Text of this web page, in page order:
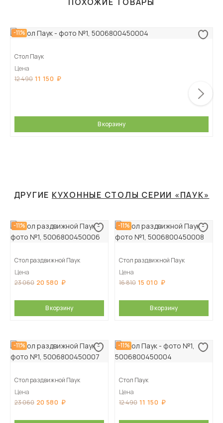
-11%
Стол Паук
Цена
12 490 11 150
В корзину
ДРУГИЕ КУХОННЫЕ СТОЛЫ СЕРИИ «ПАУК»
-11%
Стол раздвижной Паук
Цена
23 060 20 580
В корзину
-11%
Стол раздвижной Паук
Цена
16 810 15 010
В корзину
-11%
Стол раздвижной Паук
Цена
23 060 20 580
-11%
Стол Паук
Цена
12 490 11 150